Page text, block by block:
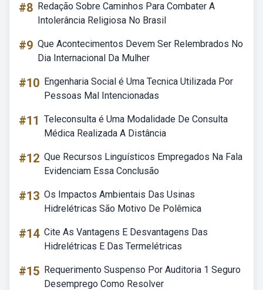
#8 Redação Sobre Caminhos Para Combater A
Intolerância Religiosa No Brasil
#9 Que Acontecimentos Devem Ser Relembrados No
Dia Internacional Da Mulher
#10 Engenharia Social é Uma Tecnica Utilizada Por
Pessoas Mal Intencionadas
#11 Teleconsulta é Uma Modalidade De Consulta
Médica Realizada A Distância
#12 Que Recursos Linguísticos Empregados Na Fala
Evidenciam Essa Conclusão
#13 Os Impactos Ambientais Das Usinas
Hidrelétricas São Motivo De Polêmica
#14 Cite As Vantagens E Desvantagens Das
Hidrelétricas E Das Termelétricas
#15 Requerimento Suspenso Por Auditoria 1 Seguro
Desemprego Como Resolver